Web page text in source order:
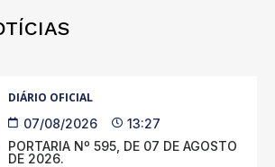
DIÁRIO OFICIAL
07/08/2026
13:27
PORTARIA Nº 595, DE 07 DE AGOSTO
DE 2026.